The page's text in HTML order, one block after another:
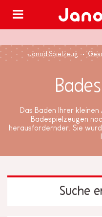
Janod Spielzeug
Das Baden Ihrer
Badespielzeugen
herausfordernder. Sie
Suche